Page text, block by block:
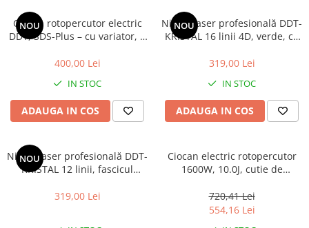
Acumulatori si incarcatoare
NOU
Ciocan rotopercutor electric
DDT, SDS-Plus – cu variator, 3
1950 W, 760 rpm
400,00 Lei
IN STOC
ADAUGA IN COS
NOU
Nivelă laser profesională DDT-
KRISTAL 16 linii 4D, verde, cu
telecomandă, trepied,
transport
319,00 Lei
IN STOC
ADAUGA IN COS
NOU
Nivelă laser profesională DDT-
KRISTAL 12 linii, fascicul
Li-Ion, ochelari de protecție și
319,00 Lei
Ciocan electric rotopercutor
1600W, 10.0J, cutie de
EMTOP
720,41 Lei
554,16 Lei